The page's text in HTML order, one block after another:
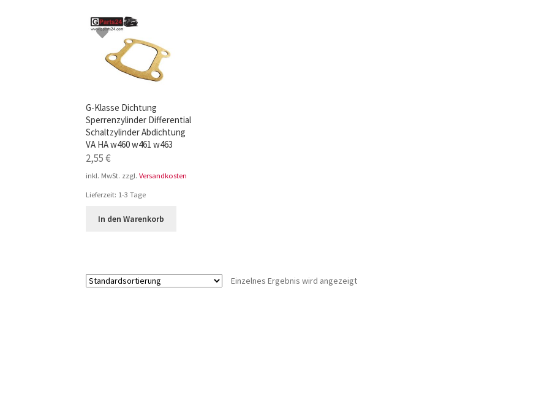
TOP-Seller: G-Klasse Trittbretter schwarz für den w463
Impressum
G-Klasse Dichtung
Sperrenzylinder Differential
Schaltzylinder Abdichtung
VA HA w460 w461 w463
2,55€
inkl. MwSt. zzgl.Versandkosten
Lieferzeit: 1-3 Tage
In den Warenkorb
Einzelnes Ergebnis wird angezeigt